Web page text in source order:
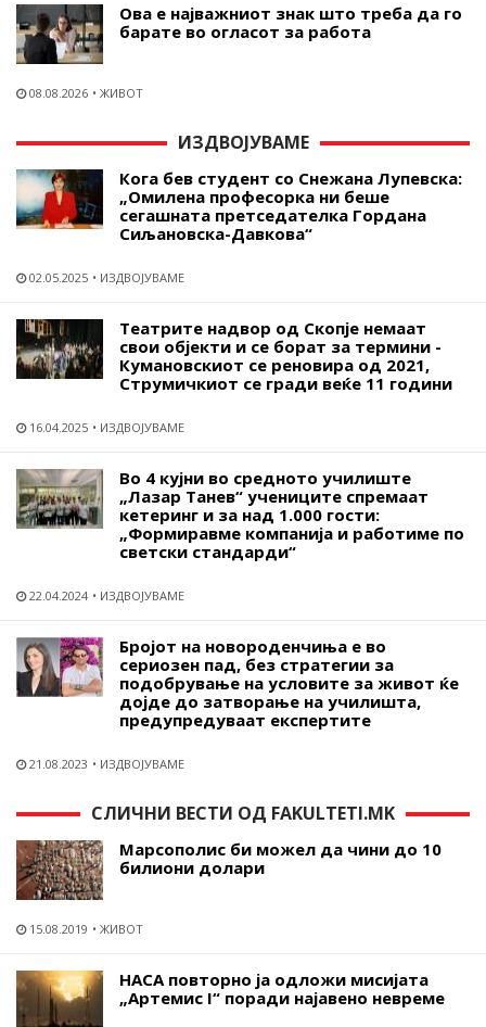
Ова е најважниот знак што треба да го
барате во огласот за работа
08.08.2026 ЖИВОТ
ИЗДВОЈУВАМЕ
Кога бев студент со Снежана Лупевска:
„Омилена професорка ни беше
сегашната претседателка Гордана
Сиљановска-Давкова“
02.05.2025 ИЗДВОЈУВАМЕ
Театрите надвор од Скопје немаат
свои објекти и се борат за термини -
Кумановскиот се реновира од 2021,
Струмичкиот се гради веќе 11 години
16.04.2025 ИЗДВОЈУВАМЕ
Во 4 кујни во средното училиште
„Лазар Танев“ учениците спремаат
кетеринг и за над 1.000 гости:
„Формиравме компанија и работиме по
светски стандарди“
22.04.2024 ИЗДВОЈУВАМЕ
Бројот на новороденчиња е во
сериозен пад, без стратегии за
подобрување на условите за живот ќе
дојде до затворање на училишта,
предупредуваат експертите
21.08.2023 ИЗДВОЈУВАМЕ
СЛИЧНИ ВЕСТИ ОД FAKULTETI.MK
Марсополис би можел да чини до 10
билиони долари
15.08.2019 ЖИВОТ
НАСА повторно ја одложи мисијата
„Артемис I“ поради најавено невреме